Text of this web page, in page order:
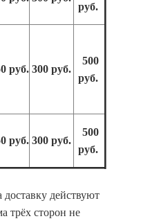
руб.
руб. 300 руб.
500
руб.
руб. 300 руб.
500
руб.
действуют
трёх сторон не